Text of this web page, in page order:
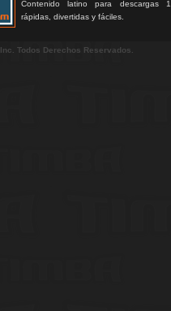
Contenido latino para descargas
rápidas, divertidas y fáciles.
Inc. Todos Derechos Reservados.